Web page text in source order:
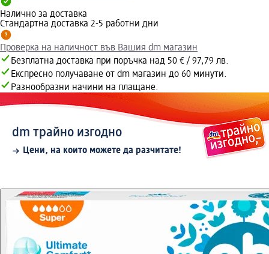
Налично за доставка
Стандартна доставка 2-5 работни дни
Проверка на наличност във Вашия dm магазин
Безплатна доставка при поръчка над 50 € / 97,79 лв.
Експресно получаване от dm магазин до 60 минути.
Разнообразни начини на плащане.
dm трайно изгодно
Цени, на които можете да разчитате!